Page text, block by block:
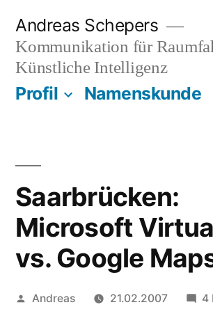
Inhalt
springen
Andreas Schepers
Kommunikation für
Künstliche Intelligenz
Profil Namenskunde
Saarbrücken:
Microsoft
vs. Google
Veröffentlicht
Andreas 21.02.2007 4